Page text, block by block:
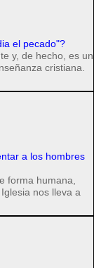
el pecado"?
y, de hecho, es un
cristiana.
a los hombres
forma humana,
nos lleva a